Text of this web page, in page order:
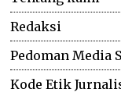
Redaksi
Pedoman Media
Kode Etik